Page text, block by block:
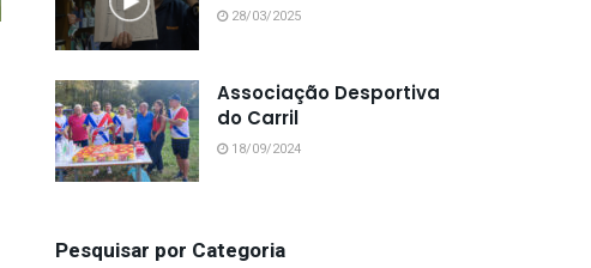
28/03/2025
Associação Desportiva
do Carril
18/09/2024
Pesquisar por Categoria